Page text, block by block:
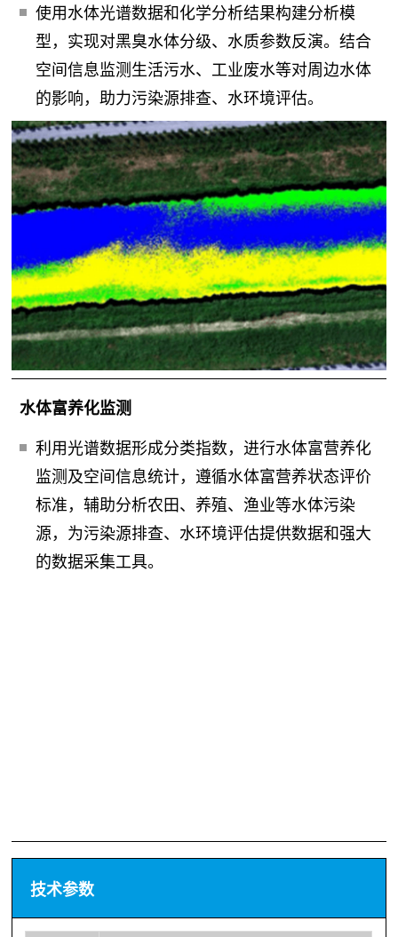
使用水体光谱数据和化学分析结果构建分析模
型，实现对黑臭水体分级、水质参数反演。结合
空间信息监测生活污水、工业废水等对周边水体
的影响，助力污染源排查、水环境评估。
水体富养化监测
利用光谱数据形成分类指数，进行水体富营养化
监测及空间信息统计，遵循水体富营养状态评价
标准，辅助分析农田、养殖、渔业等水体污染
源，为污染源排查、水环境评估提供数据和强大
的数据采集工具。
技术参数